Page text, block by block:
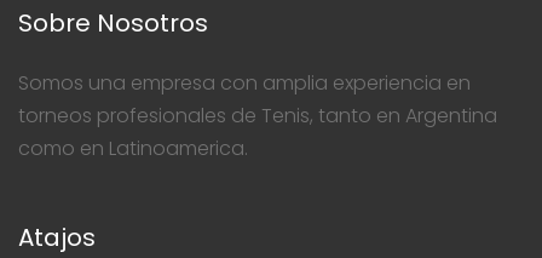
Sobre Nosotros
Somos una empresa con amplia experiencia en
torneos profesionales de Tenis, tanto en Argentina
como en Latinoamerica.
Atajos